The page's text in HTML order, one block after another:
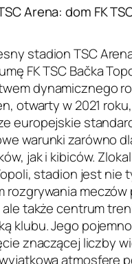
Arena: dom FK
stadion TSC
FK TSC Bačka
dynamicznego
otwarty w 2021
europejskie
warunki zarówno
jak i kibiców.
stadion jest nie
rozgrywania meczów
także centrum
klubu. Jego
znaczącej liczby
atmosferę